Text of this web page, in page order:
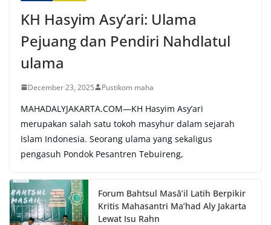
KH Hasyim Asy’ari: Ulama
Pejuang dan Pendiri Nahdlatul
ulama
December 23, 2025 Pustikom maha
MAHADALYJAKARTA.COM—KH Hasyim Asy’ari
merupakan salah satu tokoh masyhur dalam sejarah
Islam Indonesia. Seorang ulama yang sekaligus
pengasuh Pondok Pesantren Tebuireng,
Forum Bahtsul Masā’il Latih Berpikir
Kritis Mahasantri Ma’had Aly Jakarta
Lewat Isu Rahn